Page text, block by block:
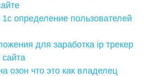
1с определение пользователей
для заработка ip трекер
сайта
озон что это как владелец